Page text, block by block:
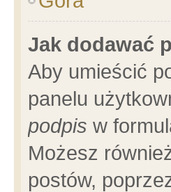
Jak dodawać
Aby umieścić
panelu
podpis w
Możesz
postów,